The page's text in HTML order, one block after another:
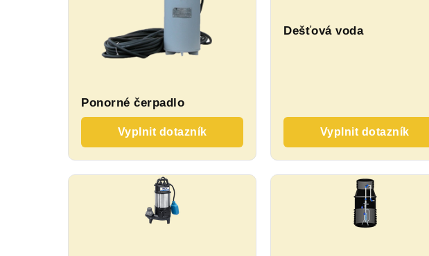
Ponorné čerpadlo
Vyplnit dotazník
Dešťová voda
Vyplnit dotazník